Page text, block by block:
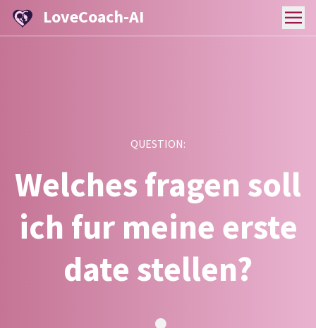
LoveCoach-AI
QUESTION:
Welches fragen soll
ich fur meine erste
date stellen?